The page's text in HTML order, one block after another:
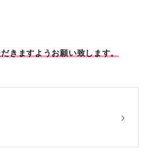
きますようお願い致します。